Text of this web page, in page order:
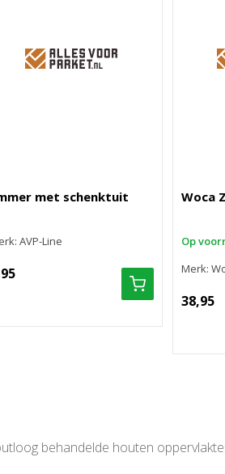
met schenktuit
AVP-Line
Woca
Op
Merk:
38,95
behandelde houten